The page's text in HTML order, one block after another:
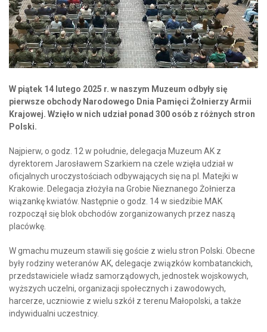
W piątek 14 lutego 2025 r. w naszym Muzeum odbyły się
pierwsze obchody Narodowego Dnia Pamięci Żołnierzy Armii
Krajowej. Wzięło w nich udział ponad 300 osób z różnych stron
Polski.
Najpierw, o godz. 12 w południe, delegacja Muzeum AK z
dyrektorem Jarosławem Szarkiem na czele wzięła udział w
oficjalnych uroczystościach odbywających się na pl. Matejki w
Krakowie. Delegacja złożyła na Grobie Nieznanego Żołnierza
wiązankę kwiatów. Następnie o godz. 14 w siedzibie MAK
rozpoczął się blok obchodów zorganizowanych przez naszą
placówkę.
W gmachu muzeum stawili się goście z wielu stron Polski. Obecne
były rodziny weteranów AK, delegacje związków kombatanckich,
przedstawiciele władz samorządowych, jednostek wojskowych,
wyższych uczelni, organizacji społecznych i zawodowych,
harcerze, uczniowie z wielu szkół z terenu Małopolski, a także
indywidualni uczestnicy.